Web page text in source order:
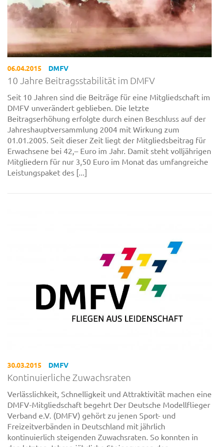
06.04.2015 DMFV
10 Jahre Beitragsstabilität im DMFV
Seit 10 Jahren sind die Beiträge für eine Mitgliedschaft im
DMFV unverändert geblieben. Die letzte
Beitragserhöhung erfolgte durch einen Beschluss auf der
Jahreshauptversammlung 2004 mit Wirkung zum
01.01.2005. Seit dieser Zeit liegt der Mitgliedsbeitrag für
Erwachsene bei 42,– Euro im Jahr. Damit steht volljährigen
Mitgliedern für nur 3,50 Euro im Monat das umfangreiche
Leistungspaket des [...]
30.03.2015 DMFV
Kontinuierliche Zuwachsraten
Verlässlichkeit, Schnelligkeit und Attraktivität machen eine
DMFV-Mitgliedschaft begehrt Der Deutsche Modellflieger
Verband e.V. (DMFV) gehört zu jenen Sport- und
Freizeitverbänden in Deutschland mit jährlich
kontinuierlich steigenden Zuwachsraten. So konnten in